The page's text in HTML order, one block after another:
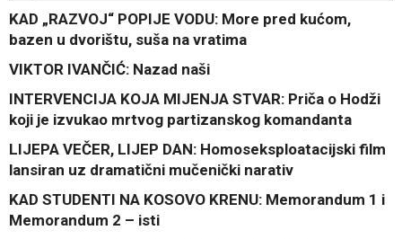
KAD „RAZVOJ“ POPIJE VODU: More pred kućom,
bazen u dvorištu, suša na vratima
VIKTOR IVANČIĆ: Nazad naši
INTERVENCIJA KOJA MIJENJA STVAR: Priča o Hodži
koji je izvukao mrtvog partizanskog komandanta
LIJEPA VEČER, LIJEP DAN: Homoseksploatacijski film
lansiran uz dramatični mučenički narativ
KAD STUDENTI NA KOSOVO KRENU: Memorandum 1 i
Memorandum 2 – isti